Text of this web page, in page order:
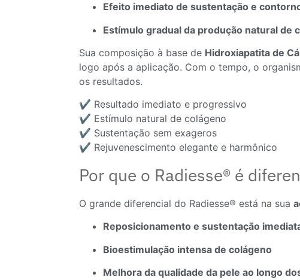
Efeito imediato de sustentação e
Estímulo gradual da produção natural de
Sua composição à base de Hidroxiapatita de
logo após a aplicação. Com o tempo, o
os resultados.
✔️ Resultado imediato e progressivo
✔️ Estímulo natural de colágeno
✔️ Sustentação sem exageros
✔️ Rejuvenescimento elegante e harmônico
Por que o Radiesse® é
O grande diferencial do Radiesse® está na sua
Reposicionamento e sustentação
Bioestimulação intensa de colágeno
Melhora da qualidade da pele ao longo